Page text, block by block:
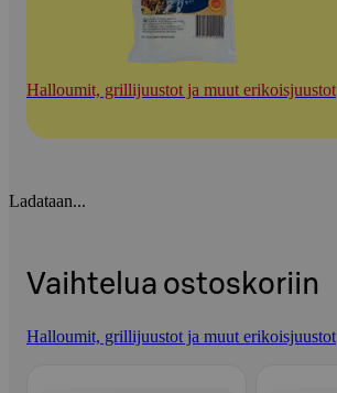
Halloumit, grillijuustot ja muut erikoisjuustot
Ladataan...
Vaihtelua ostoskoriin
Halloumit, grillijuustot ja muut erikoisjuustot